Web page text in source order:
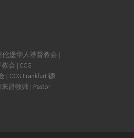
伦堡华人基督教会 |
会 | CCG
CCG Frankfurt德
来昌牧师 | Pastor